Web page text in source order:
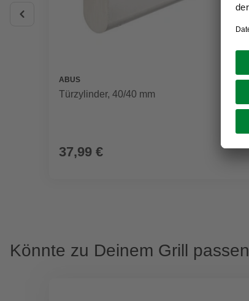
ABUS
Türzylinder, 40/40 mm
37,99 €
Könnte zu Deinem Grill passen